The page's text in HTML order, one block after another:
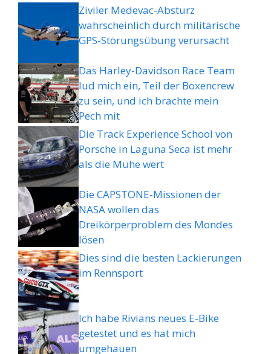
Ziviler Medevac-Absturz
wahrscheinlich durch militärische
GPS-Störungsübung verursacht
Das Harley-Davidson Race Team
lud mich ein, Teil der Boxencrew
zu sein, und ich brachte mein
Pech mit
Die Track Experience School von
Porsche in Laguna Seca ist mehr
als die Mühe wert
Die CAPSTONE-Missionen der
NASA wollen das
Dreikörperproblem des Mondes
lösen
Dies sind die besten Lackierungen
im Rennsport
Ich habe Rivians neues E-Bike
getestet und es hat mich
umgehauen